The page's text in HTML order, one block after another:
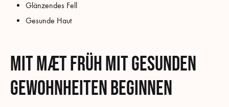
Glänzendes Fell
Gesunde Haut
Mit MÆT früh mit gesunden
Gewohnheiten beginnen